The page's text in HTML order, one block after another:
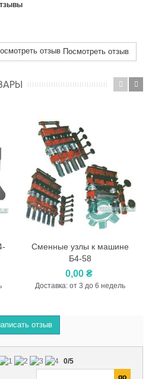
Посмотреть отзыв
Сменные узлы к машине
Б4-58
0,00 ₴
Доставка: от 3 до 6 недель
отзыв
0/5